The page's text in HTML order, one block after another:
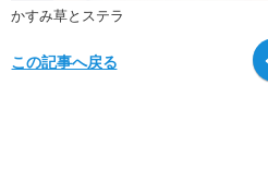
かすみ草とステラ
この記事へ戻る